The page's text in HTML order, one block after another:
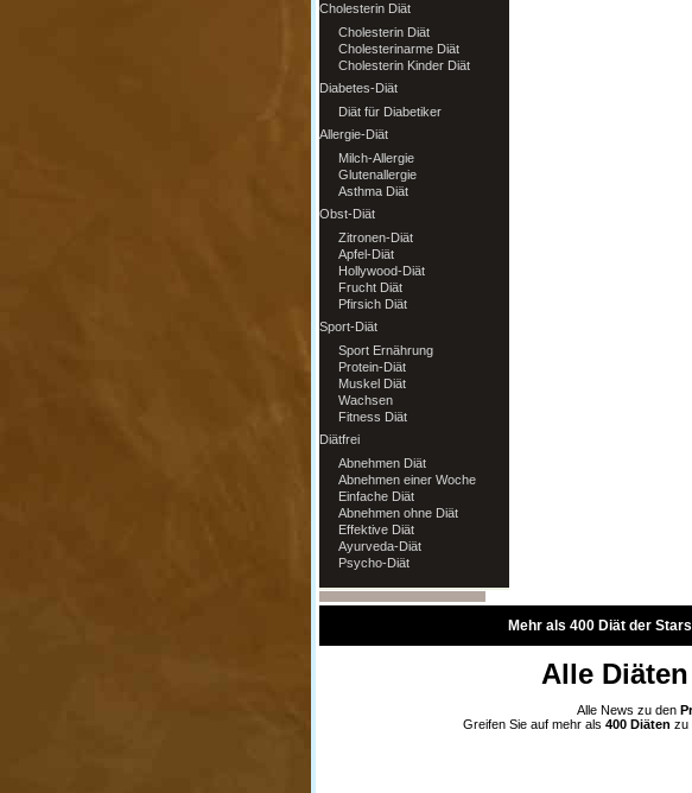
Cholesterin Diät
Cholesterin Diät
Cholesterinarme Diät
Cholesterin Kinder Diät
Diabetes-Diät
Diät für Diabetiker
Allergie-Diät
Milch-Allergie
Glutenallergie
Asthma Diät
Obst-Diät
Zitronen-Diät
Apfel-Diät
Hollywood-Diät
Frucht Diät
Pfirsich Diät
Sport-Diät
Sport Ernährung
Protein-Diät
Muskel Diät
Wachsen
Fitness Diät
Diätfrei
Abnehmen Diät
Abnehmen einer Woche
Einfache Diät
Abnehmen ohne Diät
Effektive Diät
Ayurveda-Diät
Psycho-Diät
Mehr als 400 Diät der
Alle
Alle News zu den
Greifen Sie auf mehr als 400 Diäten zu